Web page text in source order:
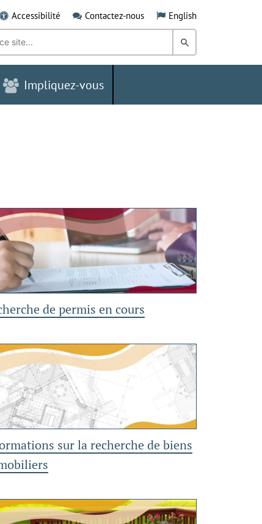
Accessibilité Contactez-nous English
Rechercher
dans
Grand
Impliquez-vous
de permis en cours
sur la recherche de biens